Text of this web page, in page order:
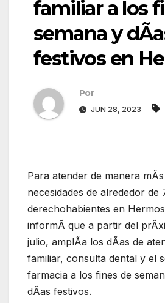
familiar a los
semana y
festivos en
Por
JUN 28, 2023
Para atender de manera
necesidades de alrededor de
derechohabientes en
informÃ que a partir del
julio, amplÃa los dÃas de
familiar, consulta dental y el
farmacia a los fines de
dÃas festivos.